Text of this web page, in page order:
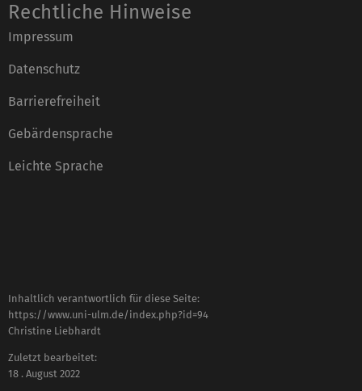
Rechtliche Hinweise
Impressum
Datenschutz
Barrierefreiheit
Gebärdensprache
Leichte Sprache
Inhaltlich verantwortlich für diese Seite:
https://www.uni-ulm.de/index.php?id=94
Christine Liebhardt
Zuletzt bearbeitet:
18 . August 2022